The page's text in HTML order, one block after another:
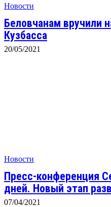
Новости
Беловчанам вручили
Кузбасса
20/05/2021
Новости
Пресс-конференция
дней. Новый этап
07/04/2021